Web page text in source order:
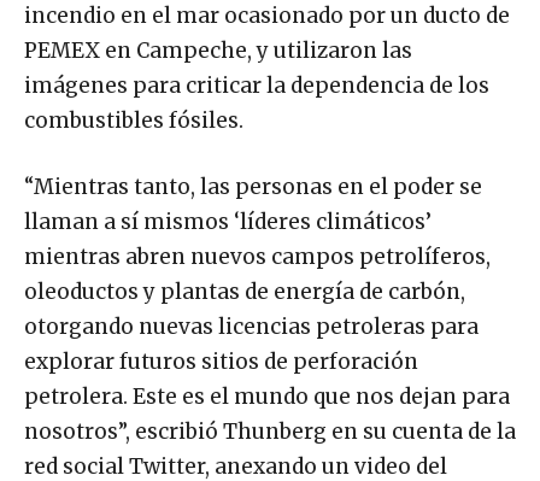
incendio en el mar ocasionado por un ducto de
PEMEX en Campeche, y utilizaron las
imágenes para criticar la dependencia de los
combustibles fósiles.
“Mientras tanto, las personas en el poder se
llaman a sí mismos ‘líderes climáticos’
mientras abren nuevos campos petrolíferos,
oleoductos y plantas de energía de carbón,
otorgando nuevas licencias petroleras para
explorar futuros sitios de perforación
petrolera. Este es el mundo que nos dejan para
nosotros”, escribió Thunberg en su cuenta de la
red social Twitter, anexando un video del